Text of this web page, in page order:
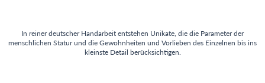
In reiner deutscher Handarbeit entstehen Unikate, die die Parameter der
menschlichen Statur und die Gewohnheiten und Vorlieben des Einzelnen bis ins
kleinste Detail berücksichtigen.